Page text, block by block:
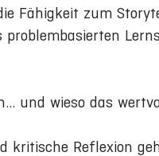
Fähigkeit zum
problembasierten
und wieso das
kritische Reflexion